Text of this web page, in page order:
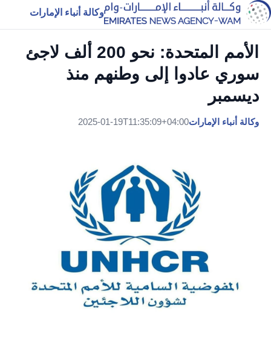
وكالة أنباء الإمارات
الأمم المتحدة: نحو 200 ألف لاجئ
سوري عادوا إلى وطنهم منذ
ديسمبر
وكالة أنباء الإمارات2025-01-19T11:35:09+04:00